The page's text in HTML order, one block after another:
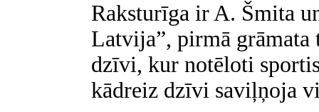
Raksturīga ir A. Šmita
Latvija”, pirmā
dzīvi, kur notēloti
kādreiz dzīvi saviļņoja